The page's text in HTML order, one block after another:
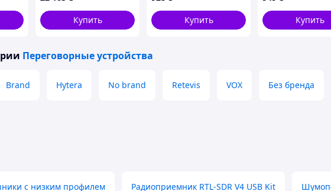
10-в-1 та гарнітурами
Купить
Кабель Прошивки
DMR Рации DM-1701
Купить
Купить
Переговорные устройства
Brand Hytera No brand Retevis VOX Без бренда
с низким профилем Радиоприемник RTL-SDR V4 USB Kit